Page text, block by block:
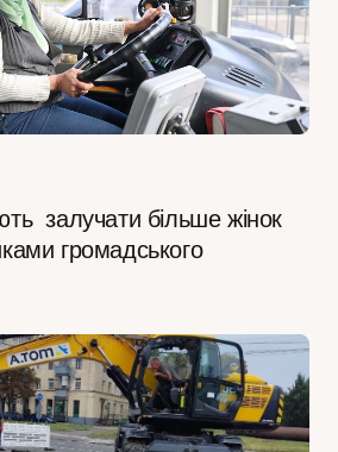
залучати більше жінок
громадського